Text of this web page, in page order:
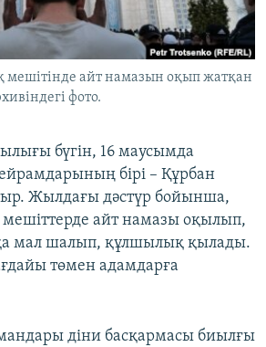
айт намазын оқып жатқан
фото.
бүгін, 16 маусымда
бірі – Құрбан
Жылдағы дәстүр бойынша,
мешіттерде айт намазы оқылып,
мал шалып, құлшылық қылады.
төмен адамдарға
діни басқармасы биылғы